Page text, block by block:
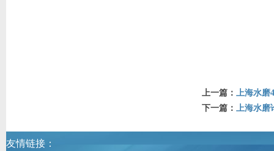
上一篇： 上海水磨
下一篇： 上海水磨
友情链接：